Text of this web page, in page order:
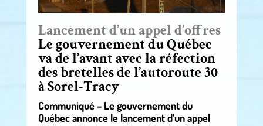
Lancement d’un appel d’offres
Le gouvernement du Québec
va de l’avant avec la réfection
des bretelles de l’autoroute 30
à Sorel-Tracy
Communiqué – Le gouvernement du
Québec annonce le lancement d’un appel